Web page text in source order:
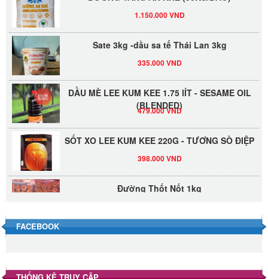
1.150.000 VND
Sate 3kg -dầu sa tế Thái Lan 3kg
335.000 VND
DẦU MÈ LEE KUM KEE 1.75 lÍT - SESAME OIL
(BLENDED)
479.000 VND
SỐT XO LEE KUM KEE 220G - TƯƠNG SÒ ĐIỆP
398.000 VND
Đường Thốt Nốt 1kg
Đường phèn hạt Long An 500g
FACEBOOK